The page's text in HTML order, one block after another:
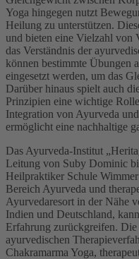
Yoga hingegen nutzt
Heilung zu unterstützen.
und bieten eine Vielzahl von
das Verständnis der
können bestimmte Übungen
eingesetzt werden, um das
Darüber hinaus spielt auch
Prinzipien eine wichtige
Integration von Ayurveda
ermöglicht eine nachhaltige
Das Ayurveda-Institut
Leitung von Suby Dominic
Heilpraktiker Schule
Bereich Ayurveda und
Ayurvedaresort in der Nähe
Indien und Deutschland,
Erfahrung zurückgreifen.
ayurvedischen
Chakramarma Yoga,